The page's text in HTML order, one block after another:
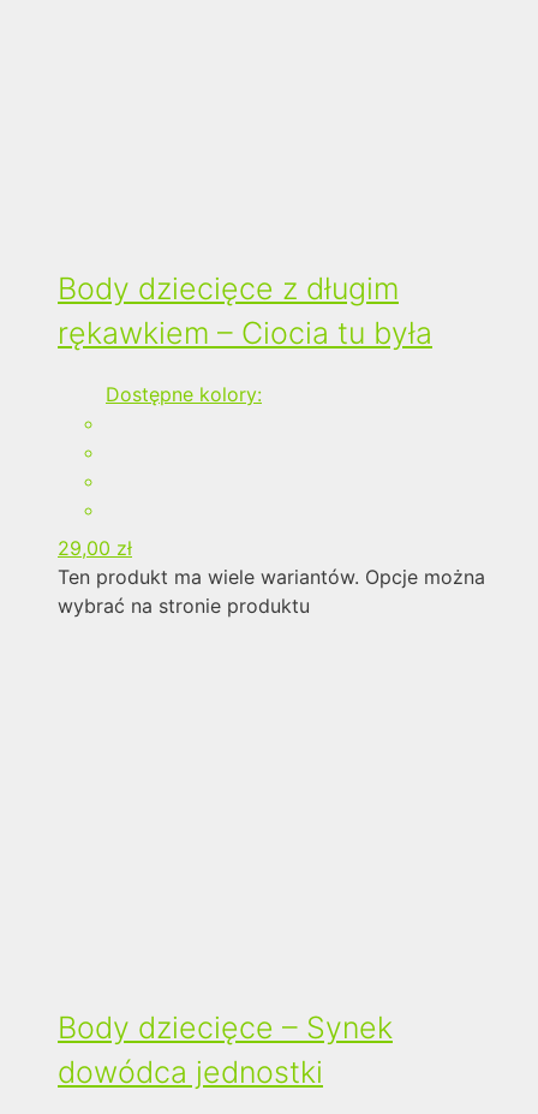
Body dziecięce z długim
rękawkiem – Ciocia tu była
Dostępne kolory:
29,00 zł
Ten produkt ma wiele wariantów. Opcje można
wybrać na stronie produktu
Body dziecięce – Synek
dowódca jednostki